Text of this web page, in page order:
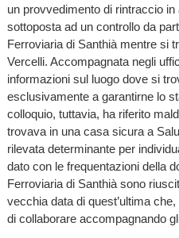
un provvedimento di rintraccio
sottoposta ad un controllo da
Ferroviaria di Santhià mentre si
Vercelli. Accompagnata negli
informazioni sul luogo dove si
esclusivamente a garantirne lo
colloquio, tuttavia, ha riferito
trovava in una casa sicura a
rilevata determinante per
dato con le frequentazioni della
Ferroviaria di Santhià sono
vecchia data di quest’ultima
di collaborare accompagnando